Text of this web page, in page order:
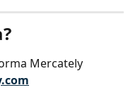
Mercately